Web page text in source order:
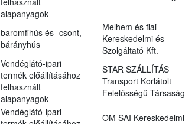
alapanyagok
baromfihús és -csont,
bárányhús
Melhem és fiai
Kereskedelmi és
Szolgáltató Kft.
Vendéglátó-ipari
termék előállításához
felhasznált
alapanyagok
STAR SZÁLLÍTÁS
Transport Korlátolt
Felelősségű Társaság
Vendéglátó-ipari
OM SAI